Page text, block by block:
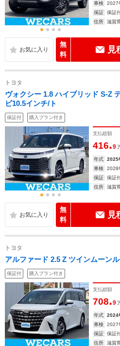
車検
2027
保証
保証
住所
滋賀
無
料
見
トヨタ
ヴォクシー 1.8 ハイブリッド S-Z
ビ10.5インチ/ト
保証付 購入プラン付き
支払総額
416.9
年式 2025
車検
2028
保証
保証
住所
滋賀
無
料
見
トヨタ
アルファード 2.5 Z ツインムーン
保証付 購入プラン付き
支払総額
708.9
年式 2024
車検
2027
保証
保証
住所
滋賀